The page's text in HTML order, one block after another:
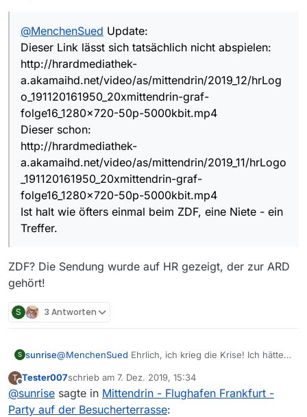
http://hrardmediathek-
a.akamaihd.net/video/as/mittendrin/2019_11/hrLogo_1911
20161950_20xmittendrin-graf-folge16_1280x720-50p-
5000kbit.mp4
Ist halt wie öfters einmal beim ZDF, eine Niete - ein
Treffer.
@MenchenSued Update:
Dieser Link lässt sich tatsächlich nicht abspielen:
http://hrardmediathek-
a.akamaihd.net/video/as/mittendrin/2019_12/hrLog
o_191120161950_20xmittendrin-graf-
folge16_1280x720-50p-5000kbit.mp4
Dieser schon:
http://hrardmediathek-
a.akamaihd.net/video/as/mittendrin/2019_11/hrLogo
_191120161950_20xmittendrin-graf-
folge16_1280x720-50p-5000kbit.mp4
Ist halt wie öfters einmal beim ZDF, eine Niete - ein
Treffer.
ZDF? Die Sendung wurde auf HR gezeigt, der zur ARD
gehört!
S 3 Antworten
S sunrise@MenchenSued Ehrlich, ich krieg die Krise! Ich hätte
nachzurennen. Aber, um ganz sicher zu gehen, habe
ich Mittendrin-Flughafen Frankfurt entblacklistet - und
siehe da: DIE SENDUNG IST (Folge 16) in MV DRIN und
T
Offline
Tester007schrieb am 7. Dez. 2019, 15:34
zuletzt editiert von
@sunrise sagte in Mittendrin - Flughafen Frankfurt -
Party auf der Besucherterrasse: